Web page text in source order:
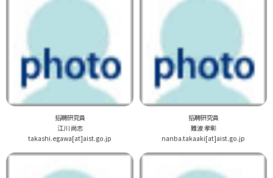
招聘研究員
江川 尚志
takashi.egawa[at]aist.go.jp
招聘研究員
難波 孝彰
nanba.takaaki[at]aist.go.jp